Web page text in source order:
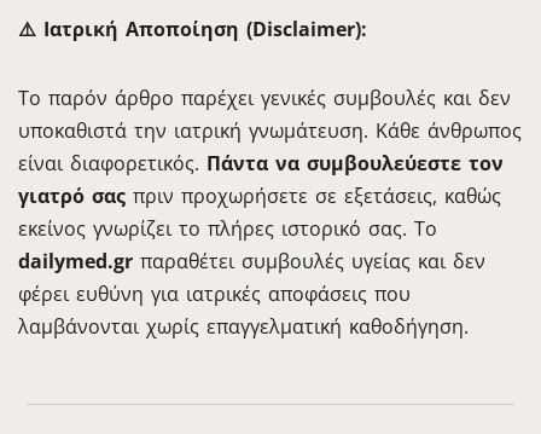
⚠️ Ιατρική Αποποίηση (Disclaimer):
Το παρόν άρθρο παρέχει γενικές συμβουλές και δεν
υποκαθιστά την ιατρική γνωμάτευση. Κάθε άνθρωπος
είναι διαφορετικός. Πάντα να συμβουλεύεστε τον
γιατρό σας πριν προχωρήσετε σε εξετάσεις, καθώς
εκείνος γνωρίζει το πλήρες ιστορικό σας. Το
dailymed.gr παραθέτει συμβουλές υγείας και δεν
φέρει ευθύνη για ιατρικές αποφάσεις που
λαμβάνονται χωρίς επαγγελματική καθοδήγηση.